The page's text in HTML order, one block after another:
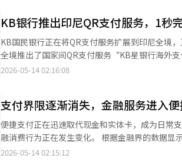
家。目标必须明确，韩国应确立AI半导体三大强国的地位。这
型AI是屏幕中的智能，而物理AI则是走入现实世
变粮食，AI正在推动船舶、汽车、建筑、医疗和国防等物理世界的变革。 在
器人、软件与硬件将紧密结合。韩国是一个拥有
和Kakao，以及众多中小企业和初创公司，都是
职经验。第五，作为女性领导人，她在韩国社会
但也存在弱点。她没有国会议员经验，缺乏政党
积累。总理所需的政治敏锐性、国会应对能力和
定性的缺陷。 总理并非独自运营国家事务的职位。总统府、各部部长、国会、两岸领导、顾问团队、政策室和专家组
员也是核心组成部分。Naver Pay和Naver Plus
送将成为延长会员停留时间的强大消费接触点。
券，将改变与Coupang Wow、배민俱乐部和Yogiyo会员的竞争格局。 Uber与
服力。Uber提供全球配送和出行运营经验及资
广告基础设施。如果Uber获得管理权，而Naver
区、时间和偏好的餐厅，并附带Naver Pay支付和会员优惠
遇与压力并存。Naver与배민的结合将增加订单
依赖度可能会提高，广告费用和佣金结构可能变
争议，因此如果收购实现，小商户保护机制将成为关键议题。 对消费者而言，便利性可能会
支付、积分、配送追踪等环节能够一次性连接，
服务'FaceSign'。 在Naver的评论、优惠券、订单等通过'智能场所'服务提供的商店中，用户也可以立即使用Npay。
对于小微企业而言，这意味着可以同时获得评论
使用，从而减少订单和支付过程中的人工成本。 自Npay Connect推出以来，它与地方政府、银行和连锁企业的合作
不断扩大，成为促进地方经济和共赢模式的重要
企业保证贷款项目，而在庆北、全北和济州地区，则与地方
换现有POS的情况下也能安装Npay Connect。※
KB银行推出印尼QR支付服务，1秒
KB国民银行正在将QR支付服务扩展到印尼全境
全境推出了国家间QR支付服务“KB星银行海外
海外支付机构，使得各国的金融应用程序能够在
家QR支付网络QRIS直接对接，建立了无需双重
担，提升了支付便利性。QRIS是印尼国家标准
年推出。KB国民银行相关人士表示：“通过此次
性和便利性。未来，我们将持续扩展全球支付基
翻译与编辑。
2026-05-14 02:16:08
支付界限逐渐消失，金融服务进入
便捷支付正在迅速取代现金和实体卡，成为日常
融消费行为正在发生变化。 根据金融界的数据显示，去年便捷支付服务的日均使用量为3557万笔，金额达到1.1053
万亿韩元，分别同比增长14.9%和14.6%。便捷支付
2026-05-14 02:15:12